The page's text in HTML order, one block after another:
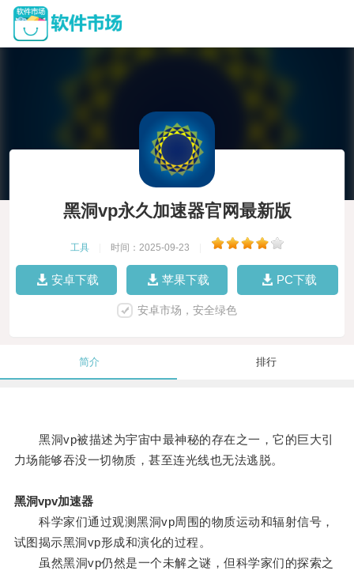
黑洞vp永久加速器官网最新版
工具 时间：2025-09-23
安卓下载 苹果下载 PC下载
安卓市场，安全绿色
简介 排行
黑洞vp被描述为宇宙中最神秘的存在之一，它的巨大引
力场能够吞没一切物质，甚至连光线也无法逃脱。
黑洞vpv加速器
科学家们通过观测黑洞vp周围的物质运动和辐射信号，
试图揭示黑洞vp形成和演化的过程。
虽然黑洞vp仍然是一个未解之谜，但科学家们的探索之